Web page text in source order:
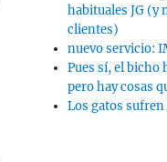
habituales JG (y
clientes)
nuevo servicio:
Pues sí, el bicho
pero hay cosas
Los gatos